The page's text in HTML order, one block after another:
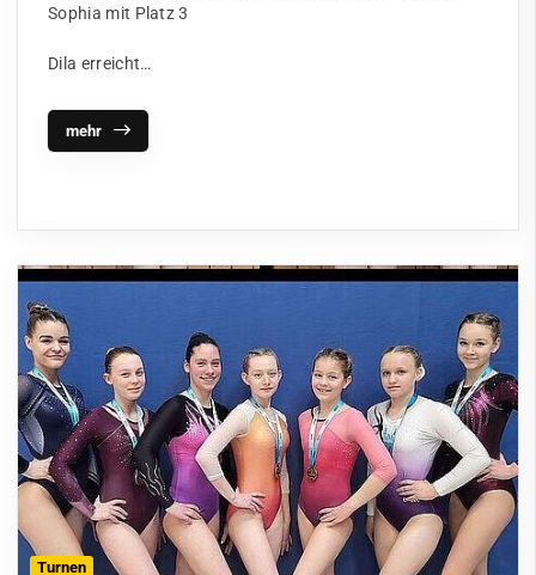
Sophia mit Platz 3
Dila erreicht…
mehr
Turnen